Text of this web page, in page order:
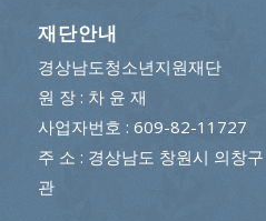
재단안내
경상남도청소년지원재단
원 장 : 차 윤 재
사업자번호 : 609-82-11727
주 소 : 경상남도 창원시 의창
관